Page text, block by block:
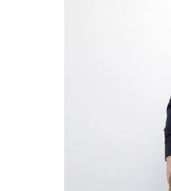
３．未成年的使用者請事先徵得法
「AFTEE先享後付」，若未經同意
４．使用「AFTEE先享後付」時
時審查核予不同之上限額度；若仍
５．嚴禁一人註冊多個帳號或使用
恩沛科技股份有限公司將有權停止